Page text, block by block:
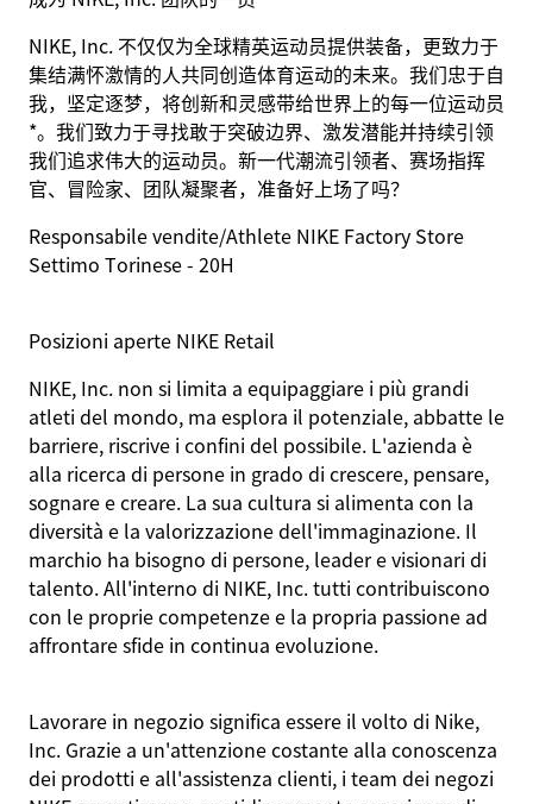
NIKE, Inc. 不仅仅为全球精英运动员提供装备，更致力于
集结满怀激情的人共同创造体育运动的未来。我们忠于自
我，坚定逐梦，将创新和灵感带给世界上的每一位运动员
*。我们致力于寻找敢于突破边界、激发潜能并持续引领
我们追求伟大的运动员。新一代潮流引领者、赛场指挥
官、冒险家、团队凝聚者，准备好上场了吗？
Responsabile vendite/Athlete NIKE Factory Store
Settimo Torinese - 20H
Posizioni aperte NIKE Retail
NIKE, Inc. non si limita a equipaggiare i più grandi
atleti del mondo, ma esplora il potenziale, abbatte le
barriere, riscrive i confini del possibile. L'azienda è
alla ricerca di persone in grado di crescere, pensare,
sognare e creare. La sua cultura si alimenta con la
diversità e la valorizzazione dell'immaginazione. Il
marchio ha bisogno di persone, leader e visionari di
talento. All'interno di NIKE, Inc. tutti contribuiscono
con le proprie competenze e la propria passione ad
affrontare sfide in continua evoluzione.
Lavorare in negozio significa essere il volto di Nike,
Inc. Grazie a un'attenzione costante alla conoscenza
dei prodotti e all'assistenza clienti, i team dei negozi